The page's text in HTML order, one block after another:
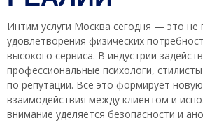
Интим услуги Москва сегодня — это не
удовлетворения физических
высокого сервиса. В индустрии
профессиональные психологи,
по репутации. Всё это формирует новую
взаимодействия между клиентом и
внимание уделяется безопасности и